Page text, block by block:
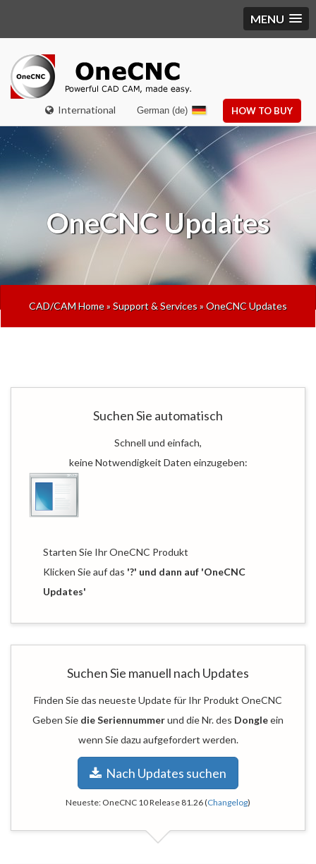
MENU
International HOW TO BUY
German (de)
OneCNC Updates
CAD/CAM Home»Support & Services»OneCNC Updates
Suchen Sie automatisch
Schnell und einfach,
keine Notwendigkeit Daten einzugeben:
Starten Sie Ihr OneCNC Produkt
Klicken Sie auf das '?' und dann auf 'OneCNC
Updates'
Suchen Sie manuell nach Updates
Finden Sie das neueste Update für Ihr Produkt OneCNC
Geben Sie die Seriennummerund die Nr. des Dongleein
wenn Sie dazu aufgefordert werden.
Nach Updates suchen
Neueste: OneCNC 10 Release 81.26(Changelog)